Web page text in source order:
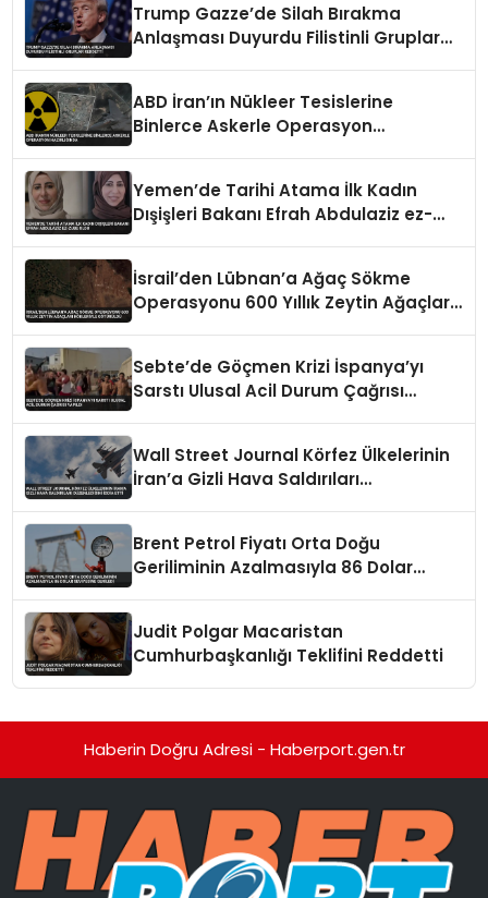
Trump Gazze’de Silah Bırakma
Anlaşması Duyurdu Filistinli Gruplar
ABD İran’ın Nükleer Tesislerine
Binlerce Askerle Operasyon
Yemen’de Tarihi Atama İlk Kadın
Dışişleri Bakanı Efrah Abdulaziz ez-
İsrail’den Lübnan’a Ağaç Sökme
Operasyonu 600 Yıllık Zeytin Ağaçları
Sebte’de Göçmen Krizi İspanya’yı
Sarstı Ulusal Acil Durum Çağrısı
Wall Street Journal Körfez Ülkelerinin
İran’a Gizli Hava Saldırıları
Brent Petrol Fiyatı Orta Doğu
Geriliminin Azalmasıyla 86 Dolar
Judit Polgar Macaristan
Cumhurbaşkanlığı Teklifini Reddetti
Haberin Doğru Adresi - Haberport.gen.tr